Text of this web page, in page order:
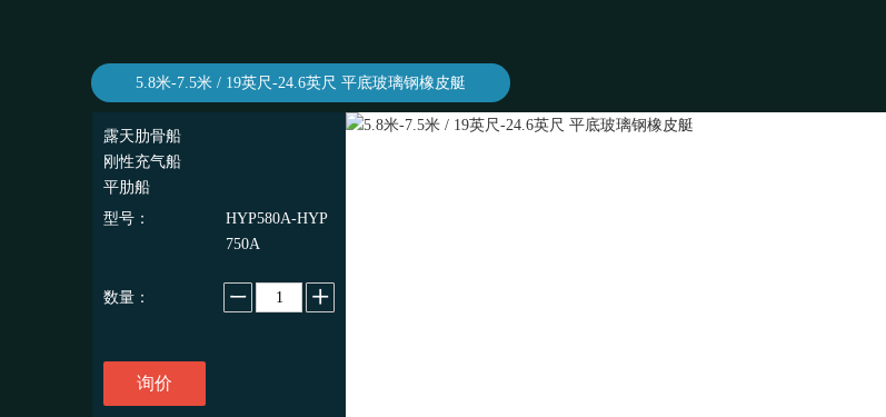
5.8米-7.5米 / 19英尺-24.6英尺 平底玻璃钢橡皮艇
露天肋骨船
刚性充气船
平肋船
型号：
HYP580A-HYP
750A
数量：
询价